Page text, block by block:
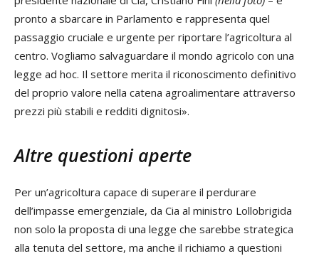
pronto a sbarcare in Parlamento e rappresenta quel
passaggio cruciale e urgente per riportare l’agricoltura al
centro. Vogliamo salvaguardare il mondo agricolo con una
legge ad hoc. Il settore merita il riconoscimento definitivo
del proprio valore nella catena agroalimentare attraverso
prezzi più stabili e redditi dignitosi».
Altre questioni aperte
Per un’agricoltura capace di superare il perdurare
dell’impasse emergenziale, da Cia al ministro Lollobrigida
non solo la proposta di una legge che sarebbe strategica
alla tenuta del settore, ma anche il richiamo a questioni